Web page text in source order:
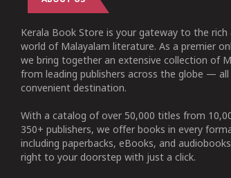
Kerala Book Store is your gateway to the rich
world of Malayalam literature. As a premier
we bring together an extensive collection of
from leading publishers across the globe — all
convenient destination.
With a catalog of over 50,000 titles from
350+ publishers, we offer books in every
including paperbacks, eBooks, and
right to your doorstep with just a click.